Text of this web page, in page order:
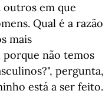
outros em que
Qual é a razão
mais
não temos
pergunta,
está a ser feito.